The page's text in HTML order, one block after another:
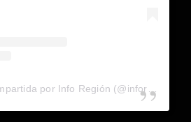
Una publicación compartida por Info Región (@inforegion_redes)